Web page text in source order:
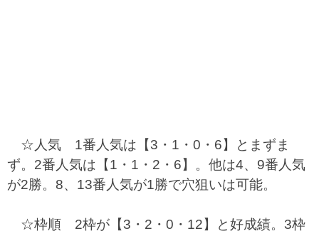
☆人気 1番人気は【3・1・0・6】とまずま
ず。2番人気は【1・1・2・6】。他は4、9番人気
が2勝。8、13番人気が1勝で穴狙いは可能。
☆枠順 2枠が【3・2・0・12】と好成績。3枠